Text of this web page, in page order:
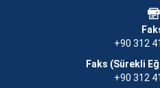
+90 312
Faks (Sürekli
+90 312